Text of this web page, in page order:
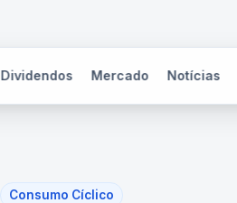
Dividendos Mercado Notícias
Consumo Cíclico